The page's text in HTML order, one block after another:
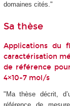
domaines cités."
Sa thèse
Applications du
caractérisation
de référence
4×10-7 mol/s
"Ma thèse décrit,